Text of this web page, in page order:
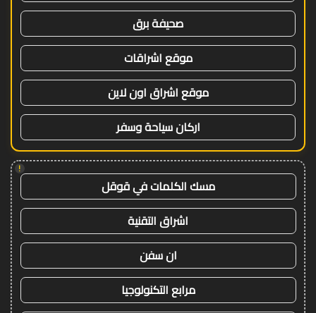
صحيفة برق
موقع اشراقات
موقع اشراق اون لاين
اركان سياحة وسفر
!
مسك الكلمات في قوقل
اشراق التقنية
ان سفن
مرابع التكنولوجيا